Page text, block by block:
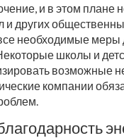
и в этом
других
необходимые меры
школы и
возможные
компании